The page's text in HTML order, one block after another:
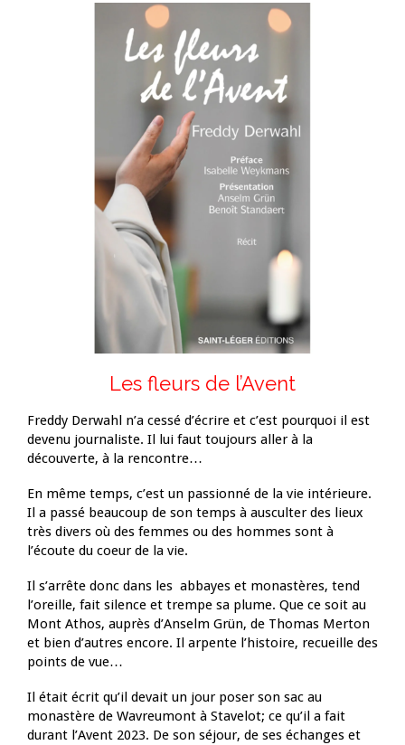
Les fleurs de l’Avent
Freddy Derwahl n’a cessé d’écrire et c’est pourquoi il est
devenu journaliste. Il lui faut toujours aller à la
découverte, à la rencontre…
En même temps, c’est un passionné de la vie intérieure.
Il a passé beaucoup de son temps à ausculter des lieux
très divers où des femmes ou des hommes sont à
l’écoute du coeur de la vie.
Il s’arrête donc dans les abbayes et monastères, tend
l’oreille, fait silence et trempe sa plume. Que ce soit au
Mont Athos, auprès d’Anselm Grün, de Thomas Merton
et bien d’autres encore. Il arpente l’histoire, recueille des
points de vue…
Il était écrit qu’il devait un jour poser son sac au
monastère de Wavreumont à Stavelot; ce qu’il a fait
durant l’Avent 2023. De son séjour, de ses échanges et